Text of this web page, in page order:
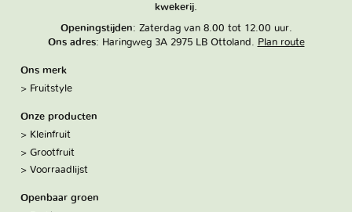
kwekerij.
Openingstijden: Zaterdag van 8.00 tot 12.00 uur.
Ons adres: Haringweg 3A 2975 LB Ottoland. Plan route
Ons merk
Fruitstyle
Onze producten
Kleinfruit
Grootfruit
Voorraadlijst
Openbaar groen